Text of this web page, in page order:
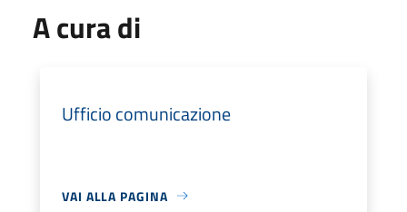
A cura di
Ufficio comunicazione
VAI ALLA PAGINA